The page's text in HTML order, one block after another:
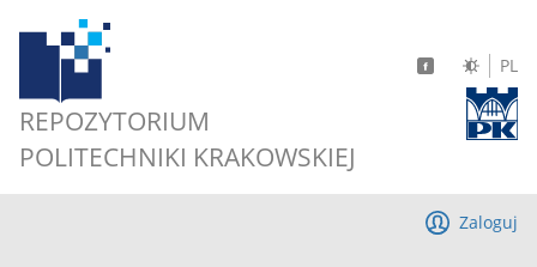
REPOZYTORIUM
POLITECHNIKI KRAKOWSKIEJ
PL
Zaloguj